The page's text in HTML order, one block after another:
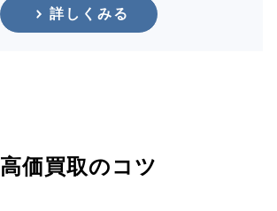
詳しくみる
高価買取のコツ